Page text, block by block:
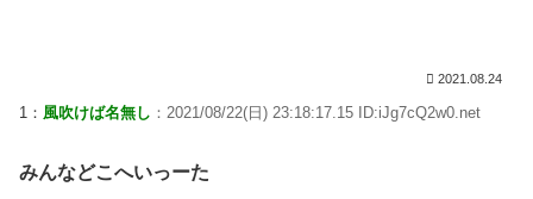
2021.08.24
1： 風吹けば名無し ：2021/08/22(日) 23:18:17.15 ID:iJg7cQ2w0.net
みんなどこへいっーた